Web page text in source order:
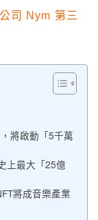
司 Nym 第三
將啟動「5千萬
上最大「25億
將成音樂產業